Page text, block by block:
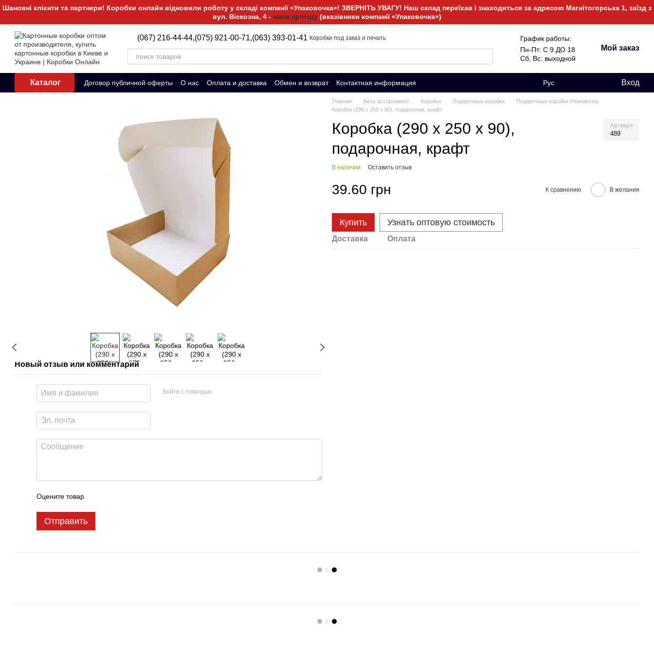
Перейти к основному контенту
Шановні клієнти та партнери! Коробки онлайн відновили роботу у складі компанії «Упаковочка»! ЗВЕРНІТЬ УВАГУ! Наш склад переїхав і знаходиться за адресою Магнітогорська 1, заїзд з
вул. Віскозна, 4 - мапа проїзду (вказівники компанії «Упаковочка»)
(067) 216-44-44,(075) 921-00-71,(063) 393-01-41 Коробки под заказ и печать
График работы:
Пн-Пт: С 9 ДО 18
Сб, Вс: выходной
Мой заказ
Каталог Договор публичной оферты О нас Оплата и доставка Обмен и возврат Контактная информация Рус Вход
Новый отзыв или комментарий
Войти с помощью
Оцените товар
Отправить
Главная Весь ассортимент Коробки Подарочные коробки
Подарочные коробки Упаковочка
Коробка (290 х 250 х 90), подарочная, крафт
Коробка (290 х 250 х 90),
подарочная, крафт
Артикул
489
В наличии Оставить отзыв
39.60 грн К сравнению В желания
Купить Узнать оптовую стоимость
Доставка Оплата